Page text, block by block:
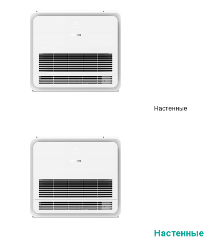
Настенные
Настенные